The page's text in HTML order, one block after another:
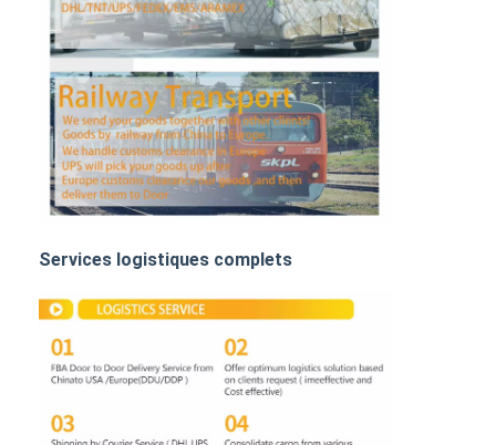
Expédier à Amazon
Transport de marchandises par camion
Service d'entreposage
Services logistiques complets